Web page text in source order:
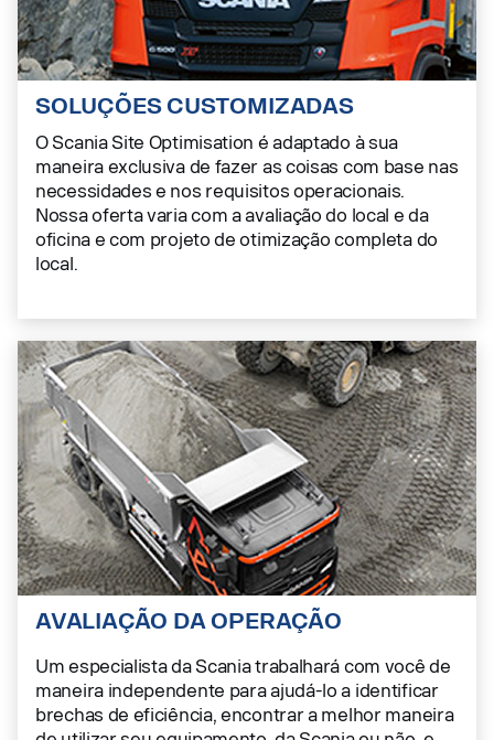
SOLUÇÕES CUSTOMIZADAS
O Scania Site Optimisation é adaptado à sua
maneira exclusiva de fazer as coisas com base nas
necessidades e nos requisitos operacionais.
Nossa oferta varia com a avaliação do local e da
oficina e com projeto de otimização completa do
local.
AVALIAÇÃO DA OPERAÇÃO
Um especialista da Scania trabalhará com você de
maneira independente para ajudá-lo a identificar
brechas de eficiência, encontrar a melhor maneira